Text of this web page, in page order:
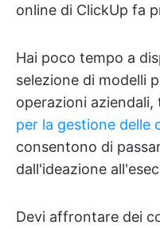
online di ClickUp fa
Hai poco tempo a
selezione di modelli
operazioni aziendali,
per la gestione delle
consentono di
dall'ideazione
Devi affrontare dei